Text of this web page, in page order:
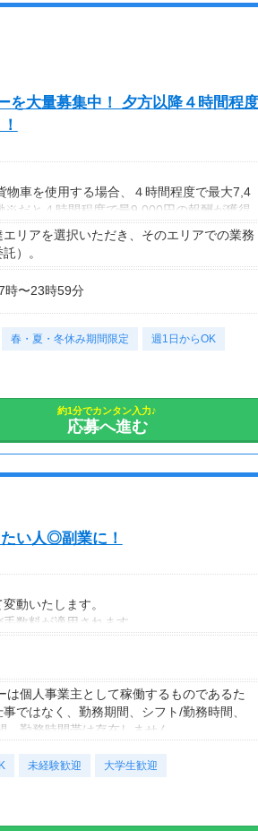
OK
ご相談下さい
を大量募集中！ 夕方以降４時間程度
物車を使用する場合、４時間程度で最大7,4
※だと４時間程度で最9,000円の報酬が獲得
託業務に応じた報酬をお支払いする業務委
い週払い。
１8時以降稼働した場合を想定。地域によ
配達完了の15日後に支払いますが、可能
週払いで前週稼働分をお支払いします。
リアを選択いただき、そのエリアでの業務
）。
時〜23時59分
春・夏・冬休み期間限定 週1日からOK
約1分でカンタン入力♪
応募へ進む
い人◎副業に！
動いたします。
数料が適用されます
個人事業主として稼働するものであるた
ではなく、勤務期間、シフト/勤務時間、
、勤務時間帯は存在しません。
未経験歓迎 大学生歓迎